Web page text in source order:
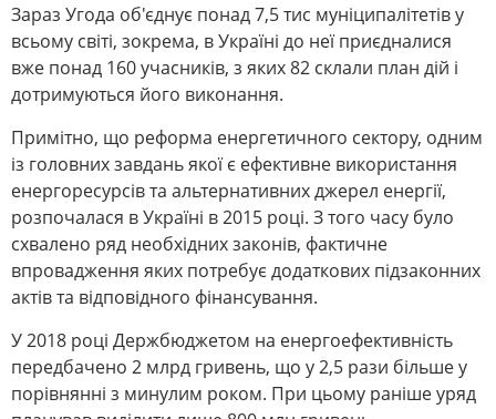
Зараз Угода об'єднує понад 7,5 тис муніципалітетів у
всьому світі, зокрема, в Україні до неї приєдналися
вже понад 160 учасників, з яких 82 склали план дій і
дотримуються його виконання.
Примітно, що реформа енергетичного сектору, одним
із головних завдань якої є ефективне використання
енергоресурсів та альтернативних джерел енергії,
розпочалася в Україні в 2015 році. З того часу було
схвалено ряд необхідних законів, фактичне
впровадження яких потребує додаткових підзаконних
актів та відповідного фінансування.
У 2018 році Держбюджетом на енергоефективність
передбачено 2 млрд гривень, що у 2,5 рази більше у
порівнянні з минулим роком. При цьому раніше уряд